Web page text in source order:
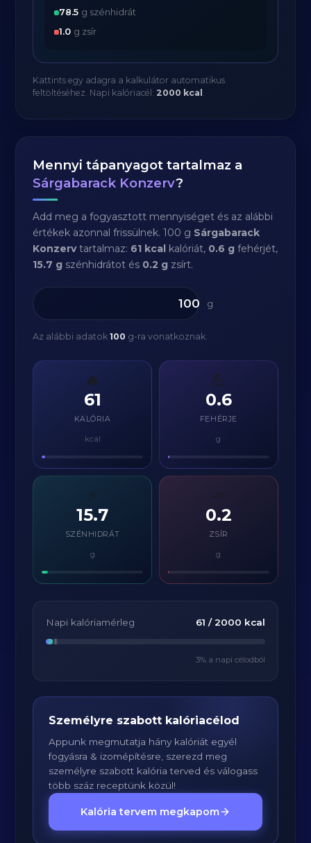
78.5 g szénhidrát
1.0 g zsír
Kattints egy adagra a kalkulátor automatikus
feltöltéséhez. Napi kalóriacél: 2000 kcal .
Mennyi tápanyagot tartalmaz a
Sárgabarack Konzerv?
Add meg a fogyasztott mennyiséget és az alábbi
értékek azonnal frissülnek. 100 g Sárgabarack
Konzervtartalmaz: 61 kcal kalóriát, 0.6 g fehérjét,
15.7 g szénhidrátot és 0.2 g zsírt.
g
Az alábbi adatok100 g-ra vonatkoznak.
🔥
61
KALÓRIA
kcal
💪
0.6
FEHÉRJE
g
⚡
15.7
SZÉNHIDRÁT
g
0.2
ZSÍR
g
Napi kalóriamérleg 61 / 2000 kcal
3% a napi célodból
Személyre szabott kalóriacélod
Appunk megmutatja hány kalóriát egyél
fogyásra & izomépítésre, szerezd meg
személyre szabott kalória terved és válogass
több száz receptünk közül!
Kalória tervem megkapom